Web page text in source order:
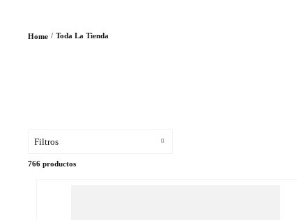
Toda La Tienda
Filtros
766 productos